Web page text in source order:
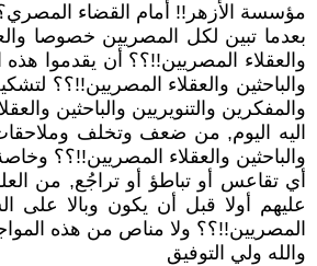
مؤسسة الأزهر!! أمام القضاء
بعدما تبين لكل المصريين خصوصا
والعقلاء المصريين!!؟؟ أن يقدموا
والباحثين والعقلاء المصريين!!؟؟
والمفكرين والتنويريين والباحثين
اليه اليوم, من ضعف وتخلف
والباحثين والعقلاء المصريين!!؟؟
أي تقاعس أو تباطؤ أو تراجُع, من
عليهم أولا قبل أن يكون وبالا على
المصريين!!؟؟ ولا مناص من هذه
والله ولي التوفيق